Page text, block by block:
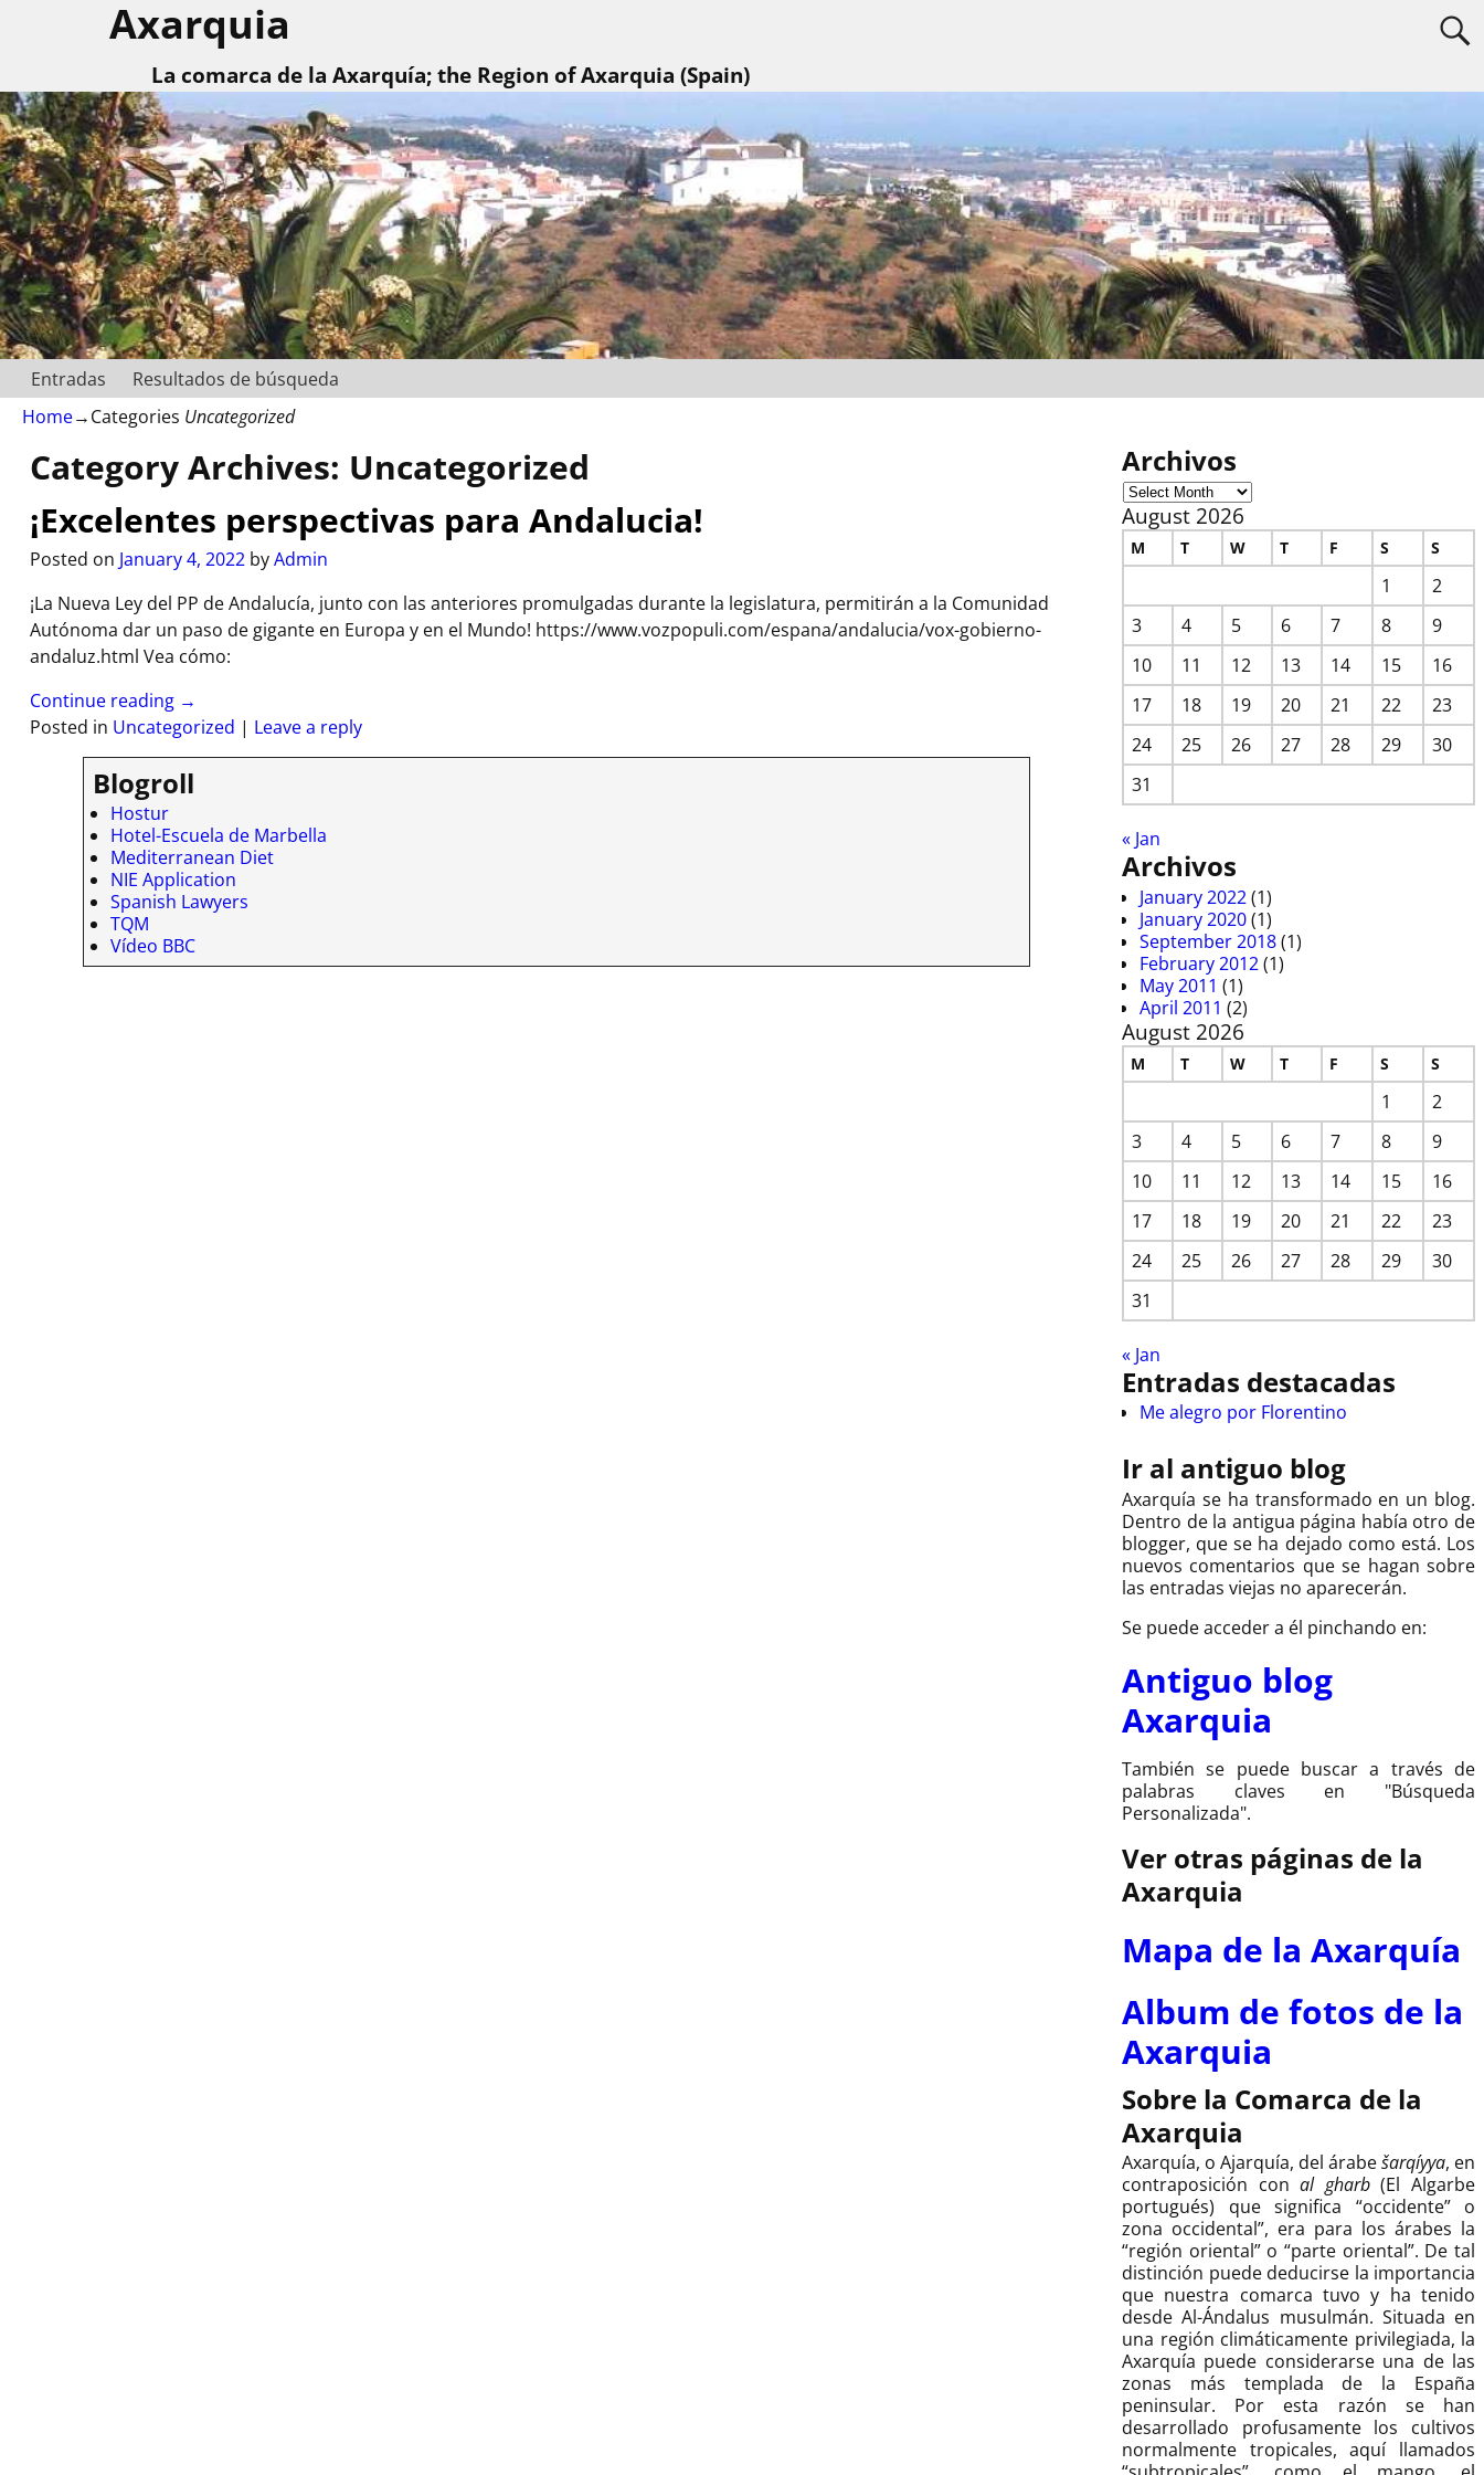
Axarquia
La comarca de la Axarquía; the Region of Axarquia (Spain)
Entradas
Resultados de búsqueda
Home→Categories Uncategorized
Category Archives: Uncategorized
¡Excelentes perspectivas para Andalucia!
Posted on January 4, 2022 byAdmin
¡La Nueva Ley del PP de Andalucía, junto con las anteriores promulgadas durante la legislatura, permitirán a la Comunidad
Autónoma dar un paso de gigante en Europa y en el Mundo! https://www.vozpopuli.com/espana/andalucia/vox-gobierno-
andaluz.html Vea cómo:
Continue reading →
Posted in Uncategorized | Leave a reply
Blogroll
Hostur
Hotel-Escuela de Marbella
Mediterranean Diet
NIE Application
Spanish Lawyers
TQM
Vídeo BBC
Archivos
August 2026
M T W T F S S
1
2
3
4 5 6 7 8
9
10
11 12 13 14 15
16
17
18 19 20 21 22
23
24
25 26 27 28 29
30
31
« Jan
Archivos
January 2022(1)
January 2020(1)
September 2018(1)
February 2012(1)
May 2011 (1)
April 2011 (2)
August 2026
M T W T F S S
1
2
3
4 5 6 7 8
9
10
11 12 13 14 15
16
17
18 19 20 21 22
23
24
25 26 27 28 29
30
31
« Jan
Entradas destacadas
Me alegro por Florentino
Ir al antiguo blog
Axarquía se ha transformado en un blog.
Dentro de la antigua página había otro de
blogger, que se ha dejado como está. Los
nuevos comentarios que se hagan sobre
las entradas viejas no aparecerán.
Se puede acceder a él pinchando en:
Antiguo blog
Axarquia
También se puede buscar a través de
palabras claves en "Búsqueda
Personalizada".
Ver otras páginas de la
Axarquia
Mapa de la Axarquía
Album de fotos de la
Axarquia
Sobre la Comarca de la
Axarquia
Axarquía, o Ajarquía, del árabešarqíyya, en
contraposición conal gharb(El Algarbe
portugués) que significa “occidente” o
zona occidental”, era para los árabes la
“región oriental” o “parte oriental”. De tal
distinción puede deducirse la importancia
que nuestra comarca tuvo y ha tenido
desde Al-Ándalus musulmán. Situada en
una región climáticamente privilegiada, la
Axarquía puede considerarse una de las
zonas más templada de la España
peninsular. Por esta razón se han
desarrollado profusamente los cultivos
normalmente tropicales, aquí llamados